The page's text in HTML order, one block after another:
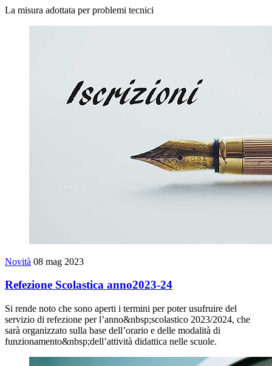
La misura adottata per problemi tecnici
Novità 08 mag 2023
Refezione Scolastica anno2023-24
Si rende noto che sono aperti i termini per poter usufruire del
servizio di refezione per l’anno&nbsp;scolastico 2023/2024, che
sarà organizzato sulla base dell’orario e delle modalità di
funzionamento&nbsp;dell’attività didattica nelle scuole.